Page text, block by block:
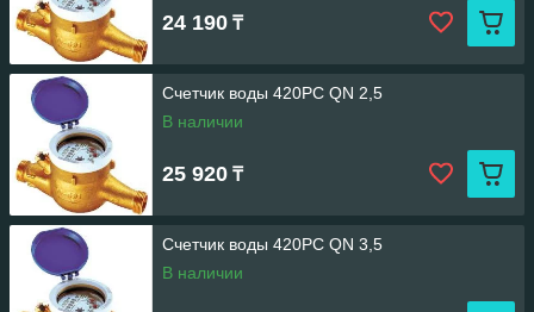
24 190 ₸
Счетчик воды 420PC QN 2,5
В наличии
25 920 ₸
Счетчик воды 420PC QN 3,5
В наличии